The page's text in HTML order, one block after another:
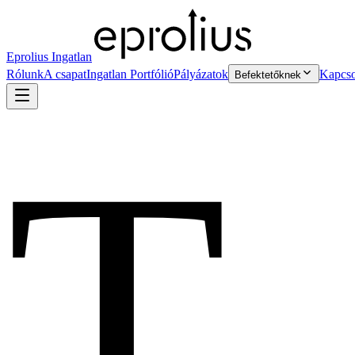
Eprolius Ingatlan
RólunkA csapatIngatlan PortfólióPályázatok Befektetőknek